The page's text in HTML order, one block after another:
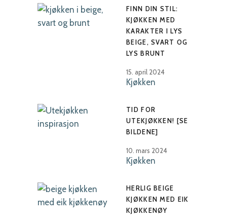
FINN DIN STIL:
KJØKKEN MED
KARAKTER I LYS
BEIGE, SVART OG
LYS BRUNT
15. april 2024
Kjøkken
TID FOR
UTEKJØKKEN! [SE
BILDENE]
10. mars 2024
Kjøkken
HERLIG BEIGE
KJØKKEN MED EIK
KJØKKENØY